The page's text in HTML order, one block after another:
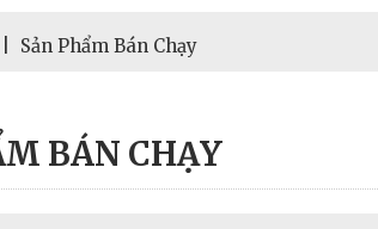
Sản Phẩm Bán Chạy
BÁN CHẠY